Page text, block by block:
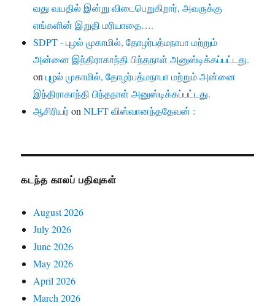
வது வயதில் இன்று விடைபெறுகிறார், அவருக்கு
எங்களின் இறுதி மரியாதை….
SDPT - புழல் முகாமில், தோழர்பத்மநாபா மற்றும்
அன்னை இந்திராகாந்தி பிந்தநாள் அனுஸ்டிக்கப்பட்டது.
onபுழல் முகாமில், தோழர்பத்மநாபா மற்றும் அன்னை
இந்திராகாந்தி பிந்தநாள் அனுஸ்டிக்கப்பட்டது.
ஆசிரியர்onNLFT விஸ்வானந்ததேவன் :
கடந்த காலப் பதிவுகள்
August 2026
July 2026
June 2026
May 2026
April 2026
March 2026